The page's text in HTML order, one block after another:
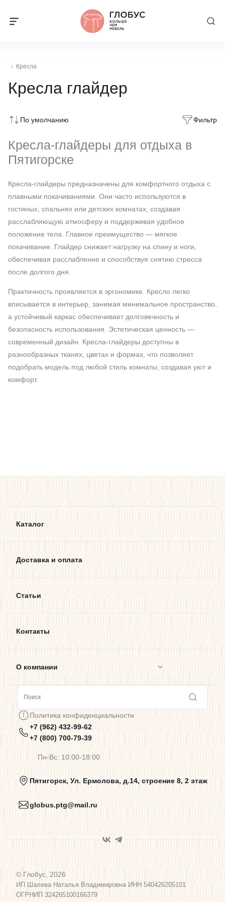
Кресла
Кресла глайдер
По умолчанию Фильтр
Кресла-глайдеры для отдыха в
Пятигорске
Кресла-глайдеры предназначены для комфортного отдыха с
плавными покачиваниями. Они часто используются в
гостиных, спальнях или детских комнатах, создавая
расслабляющую атмосферу и поддерживая удобное
положение тела. Главное преимущество — мягкое
покачивание. Глайдер снижает нагрузку на спину и ноги,
обеспечивая расслабление и способствуя снятию стресса
после долгого дня.
Практичность проявляется в эргономике. Кресло легко
вписывается в интерьер, занимая минимальное пространство,
а устойчивый каркас обеспечивает долговечность и
безопасность использования. Эстетическая ценность —
современный дизайн. Кресла-глайдеры доступны в
разнообразных тканях, цветах и формах, что позволяет
подобрать модель под любой стиль комнаты, создавая уют и
комфорт.
Каталог
Доставка и оплата
Статьи
Контакты
О компании
Предупреждения о цветопередаче
Политика конфиденциальности
Пользовательское соглашение
Программа лояльности
Политика конфиденциальности
+7 (962) 432-99-62
+7 (800) 700-79-39
Пн-Вс: 10:00-18:00
Пятигорск, Ул. Ермолова, д.14, строение 8, 2 этаж
globus.ptg@mail.ru
© Глобус, 2026
ИП Шалева Наталья Владимировна ИНН 540426205101
ОГРНИП 324265100166379